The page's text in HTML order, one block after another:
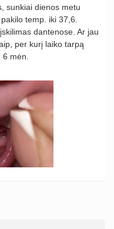
sunkiai dienos metu
temp. iki 37,6.
dantenose. Ar jau
per kurį laiko tarpą
mėn.